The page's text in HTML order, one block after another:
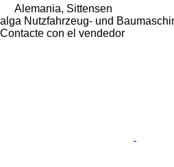
Alemania, Sittensen
alga Nutzfahrzeug- und
Contacte con el vendedor